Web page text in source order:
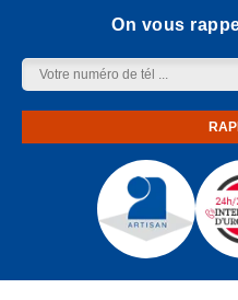
On vous